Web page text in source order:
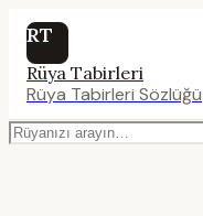
RT
Rüya Tabirleri
Rüya Tabirleri Sözlüğü